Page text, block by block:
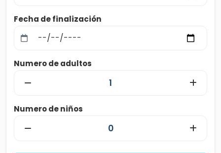
Fecha de finalización
Numero de adultos
Numero de niños